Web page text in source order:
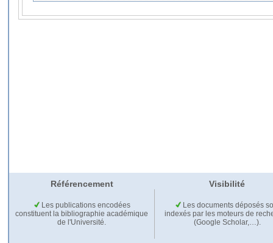
Référencement Visibilité
Les publications encodées
constituent la bibliographie académique
de l'Université.
Les documents déposés
indexés par les moteurs de
(Google Scholar,…).